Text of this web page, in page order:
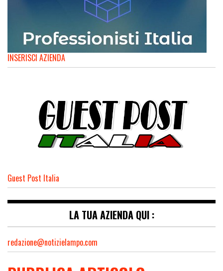
INSERISCI AZIENDA
Guest Post Italia
LA TUA AZIENDA QUI :
redazione@notizielampo.com